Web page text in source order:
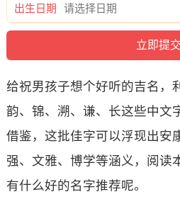
出生日期
给祝男孩子想个好听的吉名，
韵、锦、溯、谦、长这些中文
借鉴，这批佳字可以浮现出安
强、文雅、博学等涵义，阅读
有什么好的名字推荐呢。